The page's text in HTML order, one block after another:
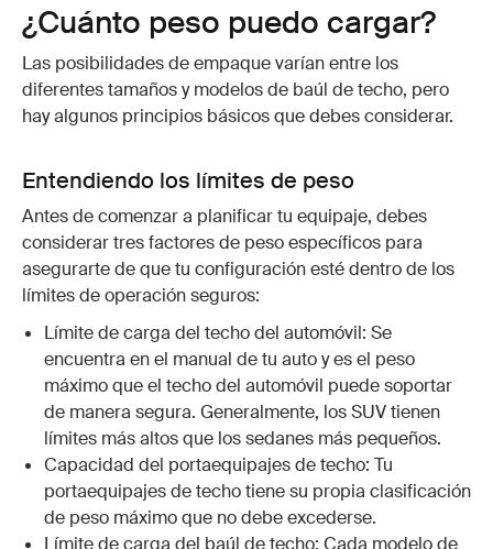
¿Cuánto peso puedo cargar?
Las posibilidades de empaque varían entre los
diferentes tamaños y modelos de baúl de techo, pero
hay algunos principios básicos que debes considerar.
Entendiendo los límites de peso
Antes de comenzar a planificar tu equipaje, debes
considerar tres factores de peso específicos para
asegurarte de que tu configuración esté dentro de los
límites de operación seguros:
Límite de carga del techo del automóvil: Se
encuentra en el manual de tu auto y es el peso
máximo que el techo del automóvil puede soportar
de manera segura. Generalmente, los SUV tienen
límites más altos que los sedanes más pequeños.
Capacidad del portaequipajes de techo: Tu
portaequipajes de techo tiene su propia clasificación
de peso máximo que no debe excederse.
Límite de carga del baúl de techo: Cada modelo de